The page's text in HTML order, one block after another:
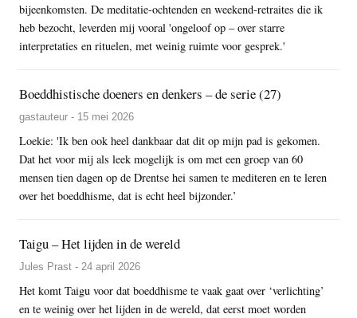
bijeenkomsten. De meditatie-ochtenden en weekend-retraites die ik
heb bezocht, leverden mij vooral 'ongeloof op – over starre
interpretaties en rituelen, met weinig ruimte voor gesprek.'
Boeddhistische doeners en denkers – de serie (27)
gastauteur - 15 mei 2026
Loekie: 'Ik ben ook heel dankbaar dat dit op mijn pad is gekomen.
Dat het voor mij als leek mogelijk is om met een groep van 60
mensen tien dagen op de Drentse hei samen te mediteren en te leren
over het boeddhisme, dat is echt heel bijzonder.’
Taigu – Het lijden in de wereld
Jules Prast - 24 april 2026
Het komt Taigu voor dat boeddhisme te vaak gaat over ‘verlichting’
en te weinig over het lijden in de wereld, dat eerst moet worden